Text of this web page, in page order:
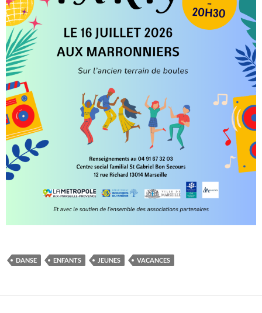
DANSE ENFANTS JEUNES VACANCES